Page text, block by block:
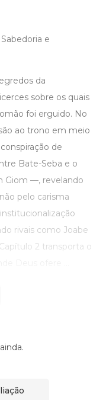
e
da
sobre os quais
foi erguido. No
ao trono em meio
de
Bate-Seba e o
Giom —, revelando
pelo carisma
rivais como Joabe
2 transporta o